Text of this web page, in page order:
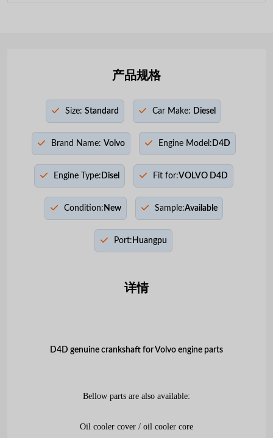
产品规格
Size: Standard Car Make: Diesel
Brand Name: Volvo Engine Model: D4D
Engine Type: Disel Fit for:VOLVO D4D
Condition: New Sample:Available
Port: Huangpu
详情
D4D genuine crankshaft for Volvo engine parts
Bellow parts are also available:
Oil cooler cover / oil cooler core